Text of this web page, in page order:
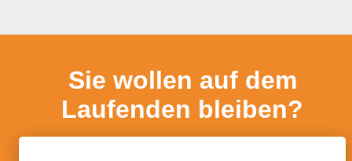
Sie wollen auf dem
Laufenden bleiben?